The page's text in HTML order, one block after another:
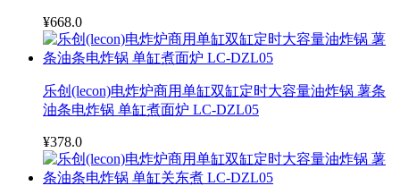
¥668.0
乐创(lecon)电炸炉商用单缸双缸定时大容量油炸锅 薯条
油条电炸锅 单缸煮面炉 LC-DZL05
¥378.0